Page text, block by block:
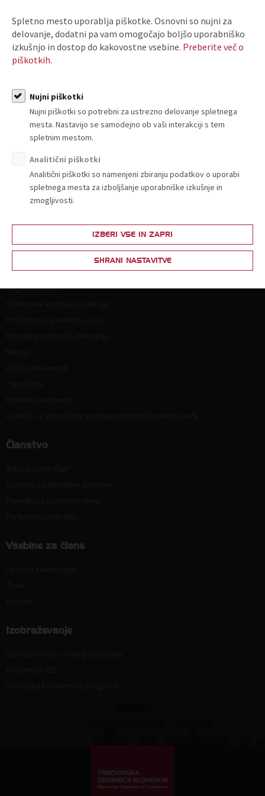
PRIJAVI SE
ali
ARHIV T-INFORMACIJ
O nas
Kdo smo in kako do nas?
Organiziranost
Članstvo
Vsebine za člane
Izobraževanje
Spletno mesto uporablja piškotke. Osnovni so nujni za
delovanje, dodatni pa vam omogočajo boljšo uporabniško
izkušnjo in dostop do kakovostne vsebine. Preberite več o
piškotkih.
Nujni piškotki
Nujni piškotki so potrebni za ustrezno delovanje spletnega
mesta. Nastavijo se samodejno ob vaši interakciji s tem
spletnim mestom.
Analitični piškotki
Analitični piškotki so namenjeni zbiranju podatkov o uporabi
spletnega mesta za izboljšanje uporabniške izkušnje in
zmogljivosti.
IZBERI VSE IN ZAPRI
SHRANI NASTAVITVE